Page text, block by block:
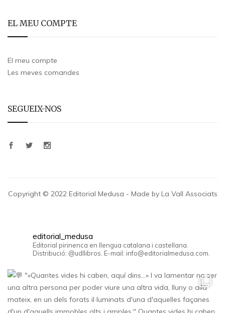
EL MEU COMPTE
El meu compte
Les meves comandes
SEGUEIX-NOS
Copyright © 2022 Editorial Medusa - Made by La Vall Associats
editorial_medusa
Editorial pirinenca en llengua catalana i castellana.
Distribució: @udllibros. E-mail: info@editorialmedusa.com.